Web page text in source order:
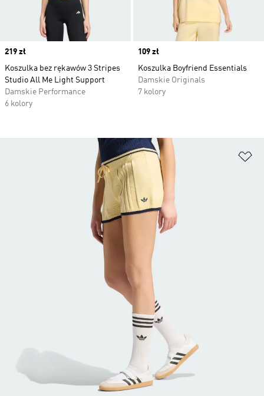
Price
219 zł
Koszulka bez rękawów 3 Stripes
Studio All Me Light Support
Damskie Performance
6 kolory
Price
109 zł
Koszulka Boyfriend Essentials
Damskie Originals
7 kolory